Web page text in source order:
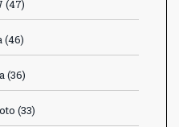
(47)
(46)
(36)
(33)